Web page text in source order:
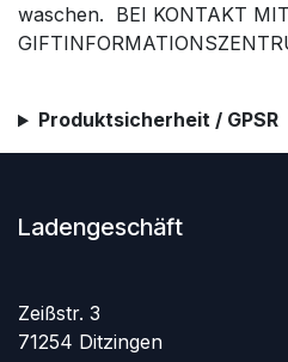
waschen. BEI KONTAKT
Produktsicherheit / GPSR
Ladengeschäft
Zeißstr. 3
71254 Ditzingen